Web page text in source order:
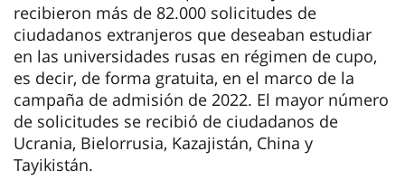
recibieron más de 82.000 solicitudes de
ciudadanos extranjeros que deseaban estudiar
en las universidades rusas en régimen de cupo,
es decir, de forma gratuita, en el marco de la
campaña de admisión de 2022. El mayor número
de solicitudes se recibió de ciudadanos de
Ucrania, Bielorrusia, Kazajistán, China y
Tayikistán.